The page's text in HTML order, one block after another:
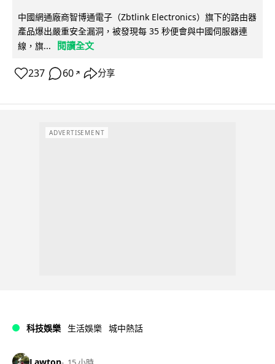
中國網通廠商智博通電子（Zbtlink Electronics）旗下的路由器
產品爆出嚴重安全漏洞，被發現每 35 秒便會與中國伺服器連
線，旗...
閱讀全文
237 60 ↗ 分享
ADVERTISEMENT
科技娛樂 生活娛樂 城中熱話